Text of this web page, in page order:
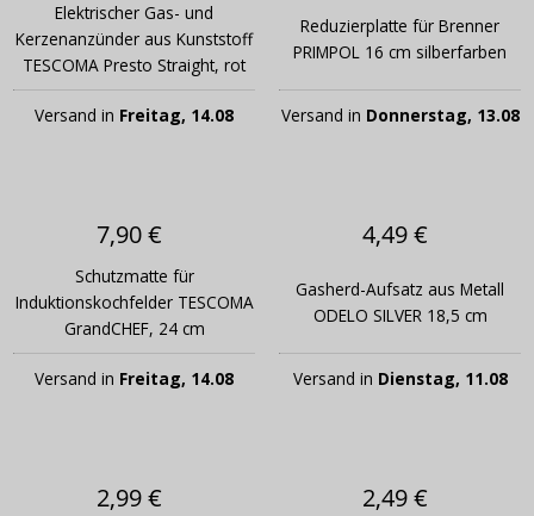
Elektrischer Gas- und
Kerzenanzünder aus Kunststoff
TESCOMA Presto Straight, rot
Versand in Freitag, 14.08
Reduzierplatte für Brenner
PRIMPOL 16 cm silberfarben
Versand in Donnerstag, 13.08
7,90 €
Schutzmatte für
Induktionskochfelder TESCOMA
GrandCHEF, 24 cm
Versand in Freitag, 14.08
4,49 €
Gasherd-Aufsatz aus Metall
ODELO SILVER 18,5 cm
Versand in Dienstag, 11.08
2,99 € 2,49 €